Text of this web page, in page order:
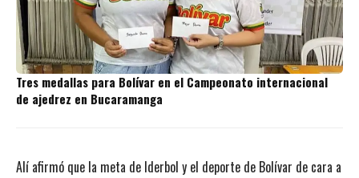
Tres medallas para Bolívar en el Campeonato internacional
de ajedrez en Bucaramanga
Alí afirmó que la meta de Iderbol y el deporte de Bolívar de cara a